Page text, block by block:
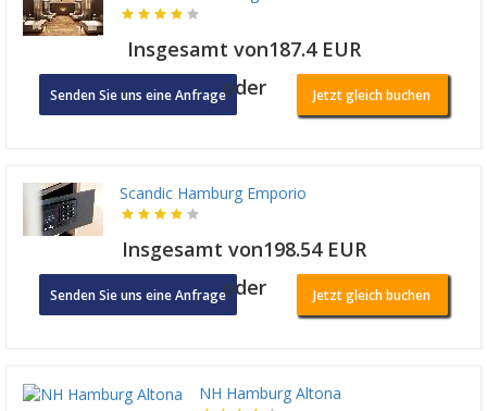
Insgesamt von187.4 EUR
Senden Sie uns eine Anfrageoder Jetzt gleich buchen
Scandic Hamburg Emporio
Insgesamt von198.54 EUR
Senden Sie uns eine Anfrageoder Jetzt gleich buchen
NH Hamburg Altona